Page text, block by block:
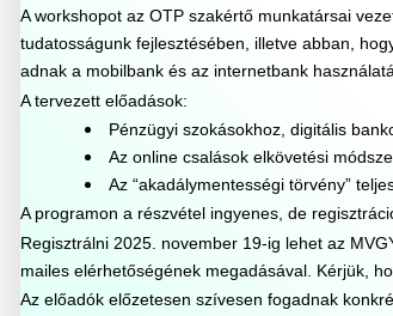
A workshopot az OTP szakértő munkatársai
tudatosságunk fejlesztésében, illetve abban,
adnak a mobilbank és az internetbank
A tervezett előadások:
Pénzügyi szokásokhoz, digitális
Az online csalások elkövetési
Az “akadálymentességi törvény”
A programon a részvétel ingyenes, de
Regisztrálni 2025. november 19-ig lehet az
mailes elérhetőségének megadásával. Kérjük,
Az előadók előzetesen szívesen fogadnak